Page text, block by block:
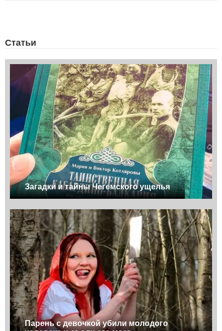
Статьи
Загадки и тайны Чегемского ущелья
Парень с девочкой убили молодого